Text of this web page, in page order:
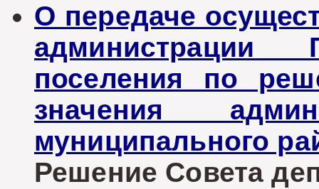
О передаче
администрации
поселения по
значения
муниципального
Решение Совета